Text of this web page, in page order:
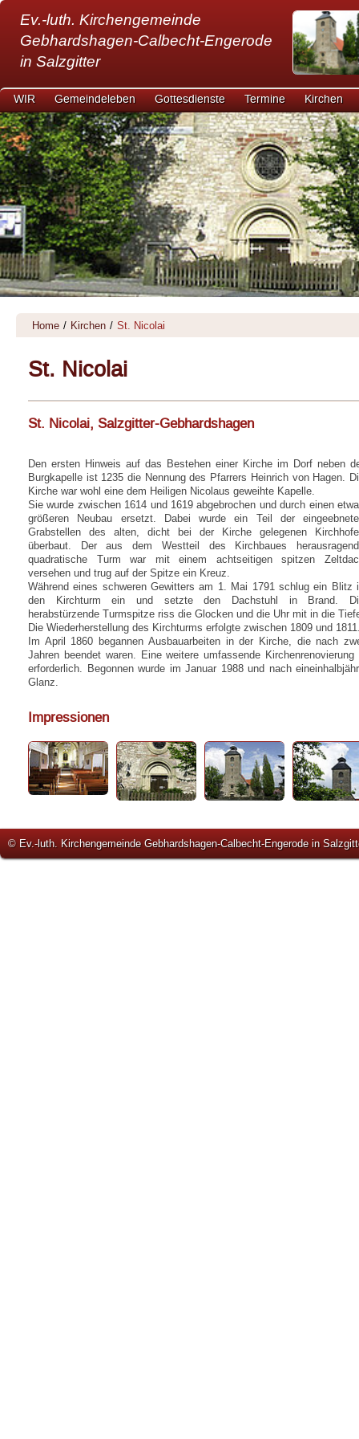
Ev.-luth. Kirchengemeinde
Gebhardshagen-Calbecht-Engerode
in Salzgitter
WIR Gemeindeleben Gottesdienste Termine Kirchen
Home / Kirchen / St. Nicolai
St. Nicolai
St. Nicolai, Salzgitter-Gebhardshagen
Den ersten Hinweis auf das Bestehen einer Kirche im Dorf neben
Burgkapelle ist 1235 die Nennung des Pfarrers Heinrich von Hagen.
Kirche war wohl eine dem Heiligen Nicolaus geweihte Kapelle.
Sie wurde zwischen 1614 und 1619 abgebrochen und durch einen
größeren Neubau ersetzt. Dabei wurde ein Teil der
Grabstellen des alten, dicht bei der Kirche gelegenen
überbaut. Der aus dem Westteil des Kirchbaues
quadratische Turm war mit einem achtseitigen spitzen
versehen und trug auf der Spitze ein Kreuz.
Während eines schweren Gewitters am 1. Mai 1791 schlug ein Blitz
den Kirchturm ein und setzte den Dachstuhl in Brand.
herabstürzende Turmspitze riss die Glocken und die Uhr mit in die
Die Wiederherstellung des Kirchturms erfolgte zwischen 1809 und
Im April 1860 begannen Ausbauarbeiten in der Kirche, die nach
Jahren beendet waren. Eine weitere umfassende
erforderlich. Begonnen wurde im Januar 1988 und nach
Glanz.
Impressionen
© Ev.-luth. Kirchengemeinde Gebhardshagen-Calbecht-Engerode in